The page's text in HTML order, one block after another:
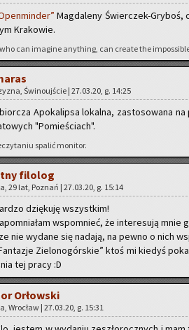
Mag­da­le­ny Świer­czek-
Kra­ko­wie.
can ima­gi­ne any­thing, can cre­ate the
Świ­no­uj­ście | 27.03.20, g. 14:25
Apo­ka­lip­sa lo­kal­na, za­sto­so­wa­na
"Po­mie­ściach".
spa­lić mo­ni­tor.
fi­lo­log
29 lat, Po­znań | 27.03.20, g. 15:14
dzię­ku­ję wszyst­kim!
wspo­mnieć, że in­te­re­su­ją
nie wy­da­ne się na­da­ją, na pewno o nich
Zie­lo­no­gór­skie” ktoś mi kie­dyś
tej pracy :D
Or­łow­ski
Wro­cław | 27.03.20, g. 15:31